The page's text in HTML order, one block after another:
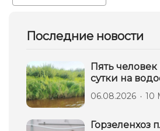
Последние новости
Пять
сутки на
06.08.2026 10
Горзеленхоз